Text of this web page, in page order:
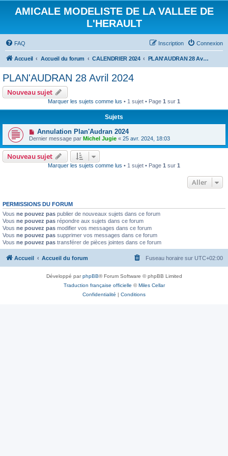
AMICALE MODELISTE DE LA VALLEE DE
L'HERAULT
FAQ Connexion
Inscription
Accueil Accueil du forum CALENDRIER 2024 PLAN'AUDRAN 28 Avril 2024
PLAN'AUDRAN 28 Avril 2024
Nouveau sujet
Marquer les sujets comme lus • 1 sujet • Page 1 sur 1
Sujets
Annulation Plan'Audran 2024
Dernier message par Michel Jugie « 25 avr. 2024, 18:03
Nouveau sujet
Marquer les sujets comme lus • 1 sujet • Page 1 sur 1
Aller
PERMISSIONS DU FORUM
Vous ne pouvez pas publier de nouveaux sujets dans ce forum
Vous ne pouvez pas répondre aux sujets dans ce forum
Vous ne pouvez pas modifier vos messages dans ce forum
Vous ne pouvez pas supprimer vos messages dans ce forum
Vous ne pouvez pas transférer de pièces jointes dans ce forum
Accueil Accueil du forum Fuseau horaire sur UTC+02:00
Développé parphpBB® Forum Software © phpBB Limited
Traduction française officielle ©Miles Cellar
Confidentialité | Conditions